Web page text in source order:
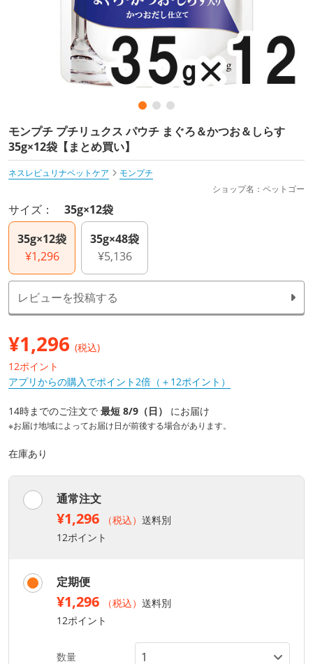
モンプチ プチリュクス パウチ まぐろ＆かつお＆しらす
35g×12袋【まとめ買い】
ネスレピュリナペットケア
モンプチ
ショップ名：ペットゴー
サイズ： 35g×12袋
35g×12袋
¥1,296
35g×48袋
¥5,136
レビューを投稿する
¥1,296 (税込)
12ポイント
アプリからの購入でポイント2倍（＋12ポイント）
14時までのご注文で 最短 8/9（日） にお届け
※お届け地域によってお届け日が前後する場合があります。
在庫あり
通常注文
¥1,296 （税込） 送料別
12ポイント
定期便
¥1,296 （税込） 送料別
12ポイント
数量